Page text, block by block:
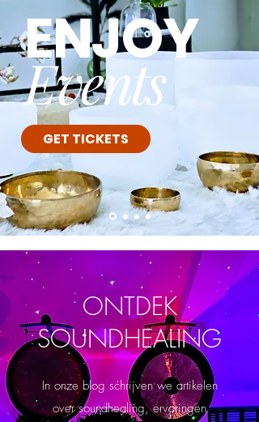
ENJOY
Events
GET TICKETS
ONTDEK
SOUNDHEALING
In onze blog schrijven we artikelen
over soundhealing, ervaringen